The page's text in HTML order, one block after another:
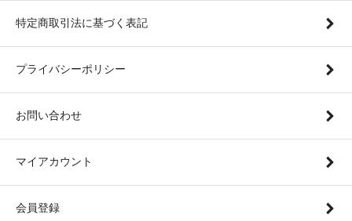
特定商取引法に基づく表記
プライバシーポリシー
お問い合わせ
マイアカウント
会員登録